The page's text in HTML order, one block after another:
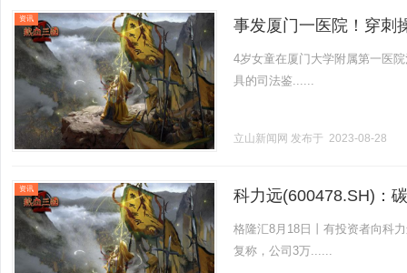
资讯 事发厦门一医院！穿刺
4岁女童在厦门大学附属第一医
具的司法鉴......
立山新闻网 发布于 2023-08-28
资讯
科力远(600478.SH)：
2024年一季度建成
格隆汇8月18日丨有投资者向科
复称，公司3万......